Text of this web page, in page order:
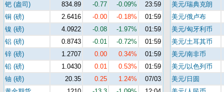
钯 (盎司)
834.89 -0.77 -0.09%
23:59
铜 (磅)
2.6416 -0.00 -0.18%
01:59
镍 (磅)
4.0922 -0.08 -1.97%
01:59
铝 (磅)
0.8743 -0.01 -0.72%
01:59
锌 (磅)
1.2707 0.00 0.34%
01:59
铅 (磅)
1.0430 0.01 0.53%
01:59
铀 (磅)
20.35 0.25 1.24%
07/03
美元/瑞典克朗
美元/俄卢布
美元/匈牙利币
美元/土耳其币
美元/南非币
美元/以色列币
美元/日圆